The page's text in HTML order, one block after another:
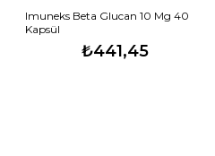
Imuneks Beta Glucan 10 Mg 40
Kapsül
₺441,45